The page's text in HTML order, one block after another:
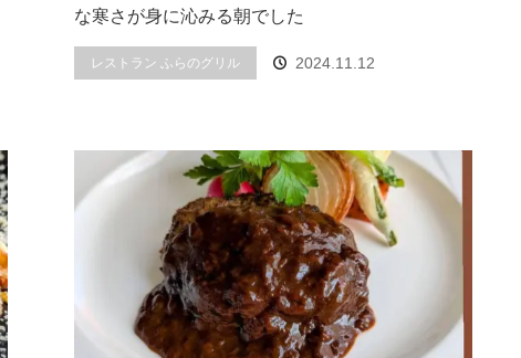
な寒さが身に沁みる朝でした
レストラン ふらのグリル 2024.11.12